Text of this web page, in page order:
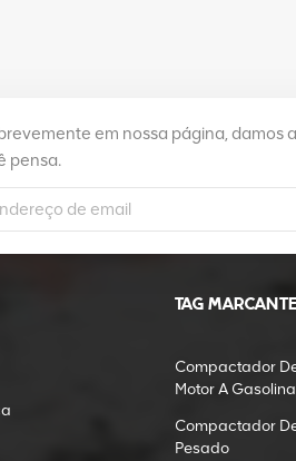
em nossa página, damos
pensa.
TAG
Compactador
Motor A Gasolina
Compactador
Pesado